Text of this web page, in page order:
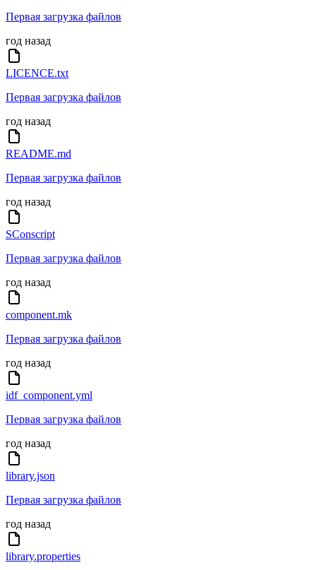
Первая загрузка файлов
год назад
LICENCE.txt
Первая загрузка файлов
год назад
README.md
Первая загрузка файлов
год назад
SConscript
Первая загрузка файлов
год назад
component.mk
Первая загрузка файлов
год назад
idf_component.yml
Первая загрузка файлов
год назад
library.json
Первая загрузка файлов
год назад
library.properties